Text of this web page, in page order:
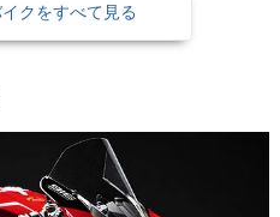
クをすべて見る